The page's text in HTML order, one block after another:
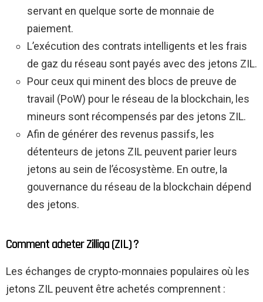
servant en quelque sorte de monnaie de
paiement.
L’exécution des contrats intelligents et les frais
de gaz du réseau sont payés avec des jetons ZIL.
Pour ceux qui minent des blocs de preuve de
travail (PoW) pour le réseau de la blockchain, les
mineurs sont récompensés par des jetons ZIL.
Afin de générer des revenus passifs, les
détenteurs de jetons ZIL peuvent parier leurs
jetons au sein de l’écosystème. En outre, la
gouvernance du réseau de la blockchain dépend
des jetons.
Comment acheter Zilliqa (ZIL) ?
Les échanges de crypto-monnaies populaires où les
jetons ZIL peuvent être achetés comprennent :